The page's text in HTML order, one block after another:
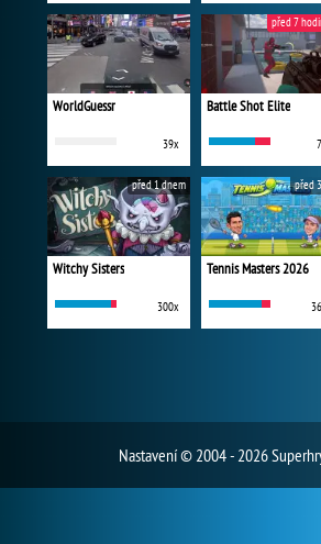
WorldGuessr
39x
Battle Shot Elite
před 7
Witchy Sisters
300x
před 1 dnem
Tennis Masters 2026
před
Nastavení© 2004 - 2026